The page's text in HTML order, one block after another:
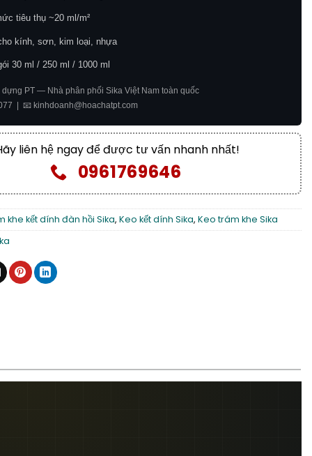
tiêu thụ ~20 ml/m²
kính, sơn, kim loại, nhựa
30 ml / 250 ml / 1000 ml
dựng PT — Nhà phân phối Sika Việt Nam toàn quốc
| 📧 kinhdoanh@hoachatpt.com
liên hệ ngay để được tư vấn nhanh nhất!
0961769646
khe kết dính đàn hồi Sika, Keo kết dính Sika, Keo trám khe Sika